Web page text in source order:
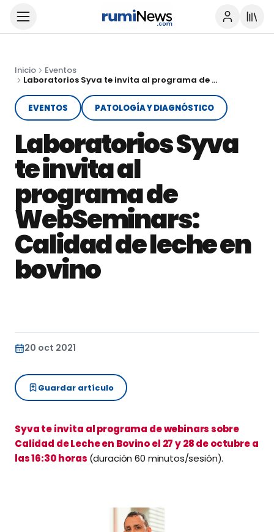
Inicio
Eventos
Laboratorios Syva te invita al programa de WebSeminars: Calidad de leche en bovino
EVENTOS PATOLOGÍA Y DIAGNÓSTICO
Laboratorios Syva
te invita al
programa de
WebSeminars:
Calidad de leche en
bovino
20 oct 2021
Guardar artículo
Syva te invita al programa de webinars sobre
Calidad de Leche en Bovino el 27 y 28 de octubre a
las 16:30 horas (duración 60 minutos/sesión).